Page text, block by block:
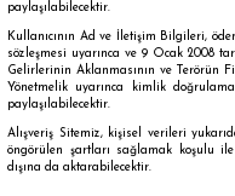
paylaşılabilecektir.
Kullanıcının Ad ve İletişim Bilgileri,
sözleşmesi uyarınca ve 9 Ocak 2008
Gelirlerinin Aklanmasının ve Terörün
Yönetmelik uyarınca kimlik
paylaşılabilecektir.
Alışveriş Sitemiz, kişisel verileri
öngörülen şartları sağlamak koşulu
dışına da aktarabilecektir.